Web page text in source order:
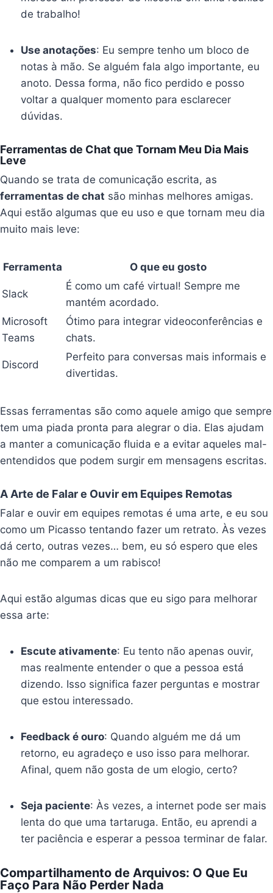
de trabalho!
Use anotações: Eu sempre tenho um bloco de
notas à mão. Se alguém fala algo importante, eu
anoto. Dessa forma, não fico perdido e posso
voltar a qualquer momento para esclarecer
dúvidas.
Ferramentas de Chat que Tornam Meu Dia Mais
Leve
Quando se trata de comunicação escrita, as
ferramentas de chat são minhas melhores amigas.
Aqui estão algumas que eu uso e que tornam meu dia
muito mais leve:
Ferramenta O que eu gosto
Slack
É como um café virtual! Sempre me
mantém acordado.
Microsoft
Teams
Ótimo para integrar videoconferências e
chats.
Discord
Perfeito para conversas mais informais e
divertidas.
Essas ferramentas são como aquele amigo que sempre
tem uma piada pronta para alegrar o dia. Elas ajudam
a manter a comunicação fluida e a evitar aqueles mal-
entendidos que podem surgir em mensagens escritas.
A Arte de Falar e Ouvir em Equipes Remotas
Falar e ouvir em equipes remotas é uma arte, e eu sou
como um Picasso tentando fazer um retrato. Às vezes
dá certo, outras vezes… bem, eu só espero que eles
não me comparem a um rabisco!
Aqui estão algumas dicas que eu sigo para melhorar
essa arte:
Escute ativamente: Eu tento não apenas ouvir,
mas realmente entender o que a pessoa está
dizendo. Isso significa fazer perguntas e mostrar
que estou interessado.
Feedback é ouro: Quando alguém me dá um
retorno, eu agradeço e uso isso para melhorar.
Afinal, quem não gosta de um elogio, certo?
Seja paciente: Às vezes, a internet pode ser mais
lenta do que uma tartaruga. Então, eu aprendi a
ter paciência e esperar a pessoa terminar de falar.
Compartilhamento de Arquivos: O Que Eu
Faço Para Não Perder Nada